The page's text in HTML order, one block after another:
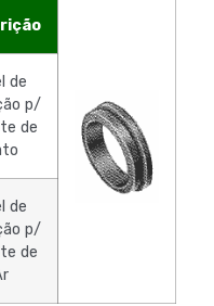
de
p/
de
de
p/
de